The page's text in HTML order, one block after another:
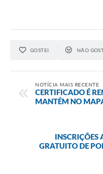
GOSTEI NÃO
NOTÍCIA MAIS RECENTE
CERTIFICADO É
MANTÉM NO
INSCRIÇÕES
GRATUITO DE